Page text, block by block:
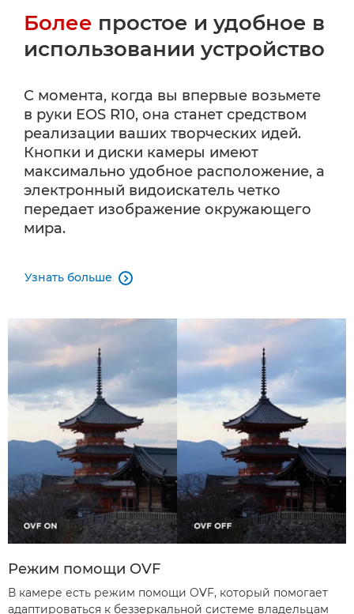
Более простое и удобное в
использовании устройство
С момента, когда вы впервые возьмете
в руки EOS R10, она станет средством
реализации ваших творческих идей.
Кнопки и диски камеры имеют
максимально удобное расположение, а
электронный видоискатель четко
передает изображение окружающего
мира.
Узнать больше 
Режим помощи OVF
В камере есть режим помощи OVF, который помогает
адаптироваться к беззеркальной системе владельцам